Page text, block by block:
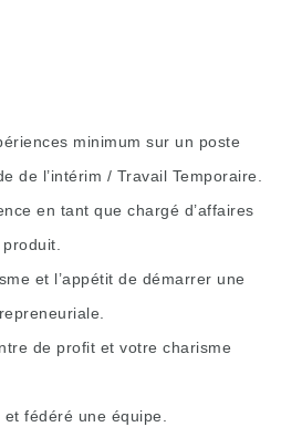
minimum sur un poste
de l’intérim / Travail Temporaire.
en tant que chargé d’affaires
et l’appétit de démarrer une
de profit et votre charisme
fédéré une équipe.